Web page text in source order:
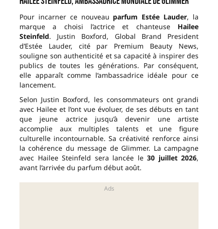
Pour incarner ce nouveau parfum Estée Lauder, la
marque a choisi l’actrice et chanteuse Hailee
Steinfeld. Justin Boxford, Global Brand President
d’Estée Lauder, cité par Premium Beauty News,
souligne son authenticité et sa capacité à inspirer des
publics de toutes les générations. Par conséquent,
elle apparaît comme l’ambassadrice idéale pour ce
lancement.
Selon Justin Boxford, les consommateurs ont grandi
avec Hailee et l’ont vue évoluer, de ses débuts en tant
que jeune actrice jusqu’à devenir une artiste
accomplie aux multiples talents et une figure
culturelle incontournable. Sa créativité renforce ainsi
la cohérence du message de Glimmer. La campagne
avec Hailee Steinfeld sera lancée le 30 juillet 2026,
avant l’arrivée du parfum début août.